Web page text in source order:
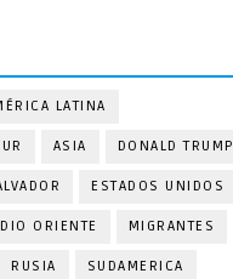
LATINA
ASIA DONALD TRUMP
ESTADOS UNIDOS
ORIENTE MIGRANTES
RUSIA SUDAMERICA